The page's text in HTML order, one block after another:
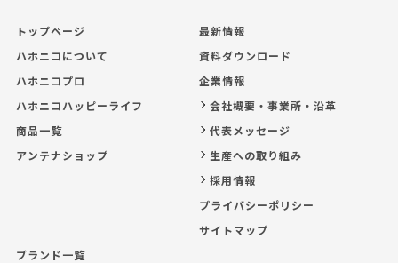
トップページ
ハホニコについて
ハホニコプロ
ハホニコハッピーライフ
商品一覧
アンテナショップ
ブランド一覧
最新情報
資料ダウンロード
企業情報
会社概要・事業所・沿革
代表メッセージ
生産への取り組み
採用情報
プライバシーポリシー
サイトマップ